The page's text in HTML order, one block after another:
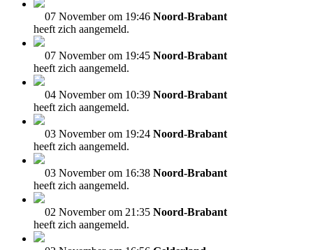
07 November om 19:46 Noord-Brabant
heeft zich aangemeld.
07 November om 19:45 Noord-Brabant
heeft zich aangemeld.
04 November om 10:39 Noord-Brabant
heeft zich aangemeld.
03 November om 19:24 Noord-Brabant
heeft zich aangemeld.
03 November om 16:38 Noord-Brabant
heeft zich aangemeld.
02 November om 21:35 Noord-Brabant
heeft zich aangemeld.